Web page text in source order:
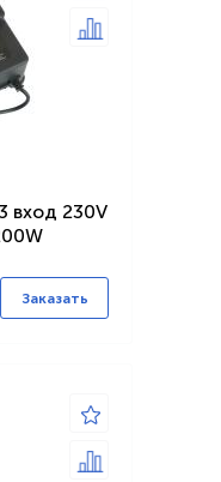
вход 230V
Заказать